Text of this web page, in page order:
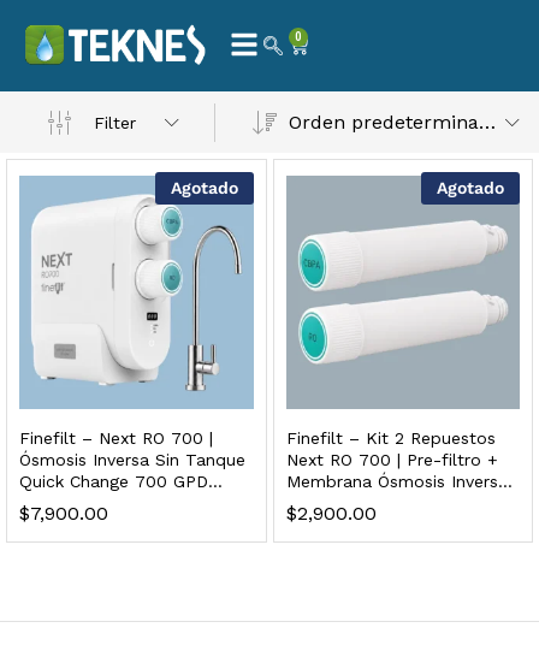
0
Filter Orden predeterminado
Agotado
Finefilt – Next RO 700 |
Ósmosis Inversa Sin Tanque
Quick Change 700 GPD
Premium
$7,900.00
Agotado
Finefilt – Kit 2 Repuestos
Next RO 700 | Pre-filtro +
Membrana Ósmosis Inversa
Cambio Rápido
$2,900.00
– Máxima Calidad En Filtración
3,900.00
al carrito